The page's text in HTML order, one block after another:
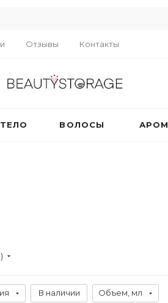
Отзывы Контакты
ТЕЛО ВОЛОСЫ
В наличии Объем, мл